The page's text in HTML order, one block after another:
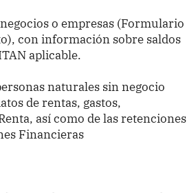
o empresas (Formulario
con información sobre saldos
aplicable.
naturales sin negocio
de rentas, gastos,
así como de las retenciones
Financieras